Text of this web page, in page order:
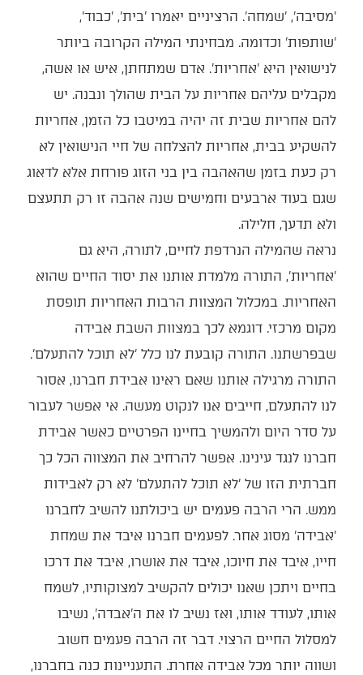
'מסיבה', 'שמחה'. הרציניים יאמרו 'בית', 'כבוד',
'שותפות' וכדומה. מבחינתי המילה הקרובה ביותר
לנישואין היא 'אחריות'. אדם שמתחתן, איש או אשה,
מקבלים עליהם אחריות על הבית שהולך ונבנה. יש
להם אחריות שבית זה יהיה במיטבו כל הזמן, אחריות
להשקיע בבית, אחריות להצלחה של חיי הנישואין לא
רק כעת בזמן שהאהבה בין בני הזוג פורחת אלא לדאוג
שגם בעוד ארבעים וחמישים שנה אהבה זו רק תתעצם
ולא תדעך, חלילה.
נראה שהמילה הנרדפת לחיים, לתורה, היא גם
'אחריות', התורה מלמדת אותנו את יסוד החיים שהוא
האחריות. במכלול המצוות הרבות האחריות תופסת
מקום מרכזי. דוגמא לכך במצוות השבת אבידה
שבפרשתנו. התורה קובעת לנו כלל 'לא תוכל להתעלם'.
התורה מרגילה אותנו שאם ראינו אבידת חברנו, אסור
לנו להתעלם, חייבים אנו לנקוט מעשה. אי אפשר לעבור
על סדר היום ולהמשיך בחיינו הפרטיים כאשר אבידת
חברנו לנגד עינינו. אפשר להרחיב את המצווה הכל כך
חברתית הזו של 'לא תוכל להתעלם' לא רק לאבידות
ממש. הרי הרבה פעמים יש ביכולתנו להשיב לחברנו
'אבידה' מסוג אחר. לפעמים חברנו איבד את שמחת
חייו, איבד את חיוכו, איבד את אושרו, איבד את דרכו
בחיים ויתכן שאנו יכולים להקשיב למצוקותיו, לשמח
אותו, לעודד אותו, ואז נשיב לו את ה'אבדה', נשיבו
למסלול החיים הרצוי. דבר זה הרבה פעמים חשוב
ושווה יותר מכל אבידה אחרת. התעניינות כנה בחברנו,